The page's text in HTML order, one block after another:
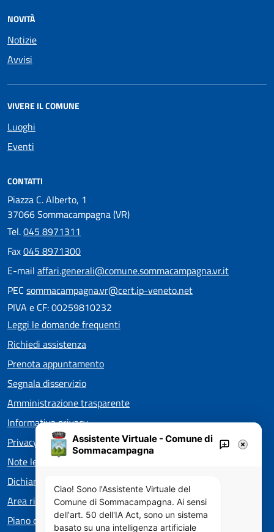
NOVITÀ
Notizie
Avvisi
VIVERE IL COMUNE
Luoghi
Eventi
CONTATTI
Piazza C. Alberto, 1
37066 Sommacampagna (VR)
Tel.045 8971311
Fax045 8971300
E-mail affari.generali@comune.sommacampagna.vr.it
PEC sommacampagna.vr@cert.ip-veneto.net
PIVA e CF: 00259810232
Leggi le domande frequenti
Richiedi assistenza
Prenota appuntamento
Segnala disservizio
Amministrazione trasparente
Informativa privacy
Privacy policy EOS
Note legali
Dichiarazione di accessibilità
Area riservata
Piano di Miglioramento dei servizi
Assistente Virtuale - Comune di
Sommacampagna
Ciao! Sono l'Assistente Virtuale del
Comune di Sommacampagna. Ai sensi
dell'art. 50 dell'IA Act, sono un sistema
basato su una intelligenza artificiale